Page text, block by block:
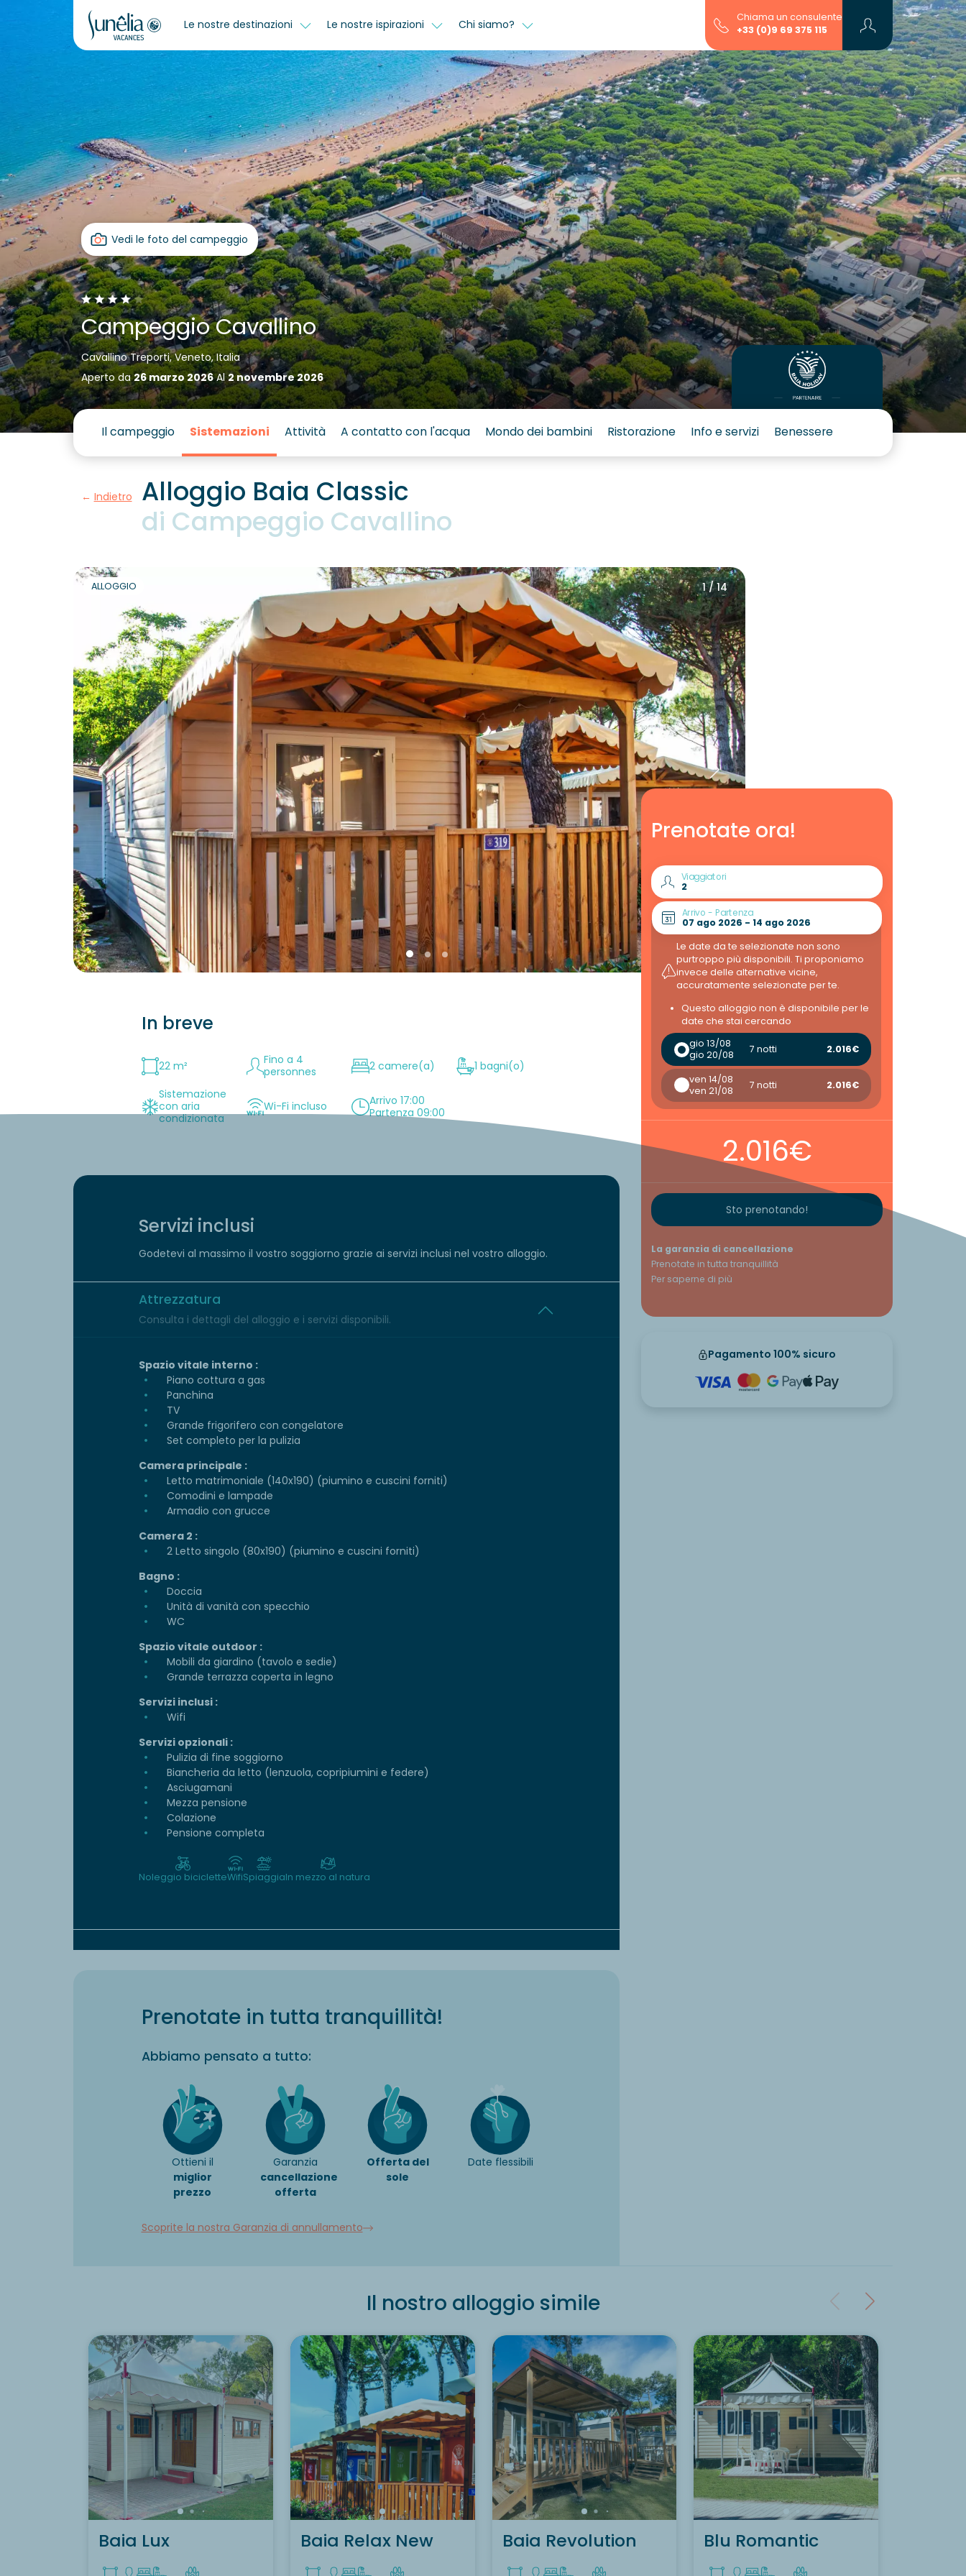
Le nostre destinazioni Le nostre ispirazioni Chi siamo?
Chiama un consulente
+33 (0)9 69 375 115
Vedi le foto del campeggio
Campeggio Cavallino
Cavallino Treporti, Veneto, Italia
Aperto da26 marzo 2026Al2 novembre 2026
Il campeggio Sistemazioni Attività A contatto con l'acqua Mondo dei bambini Ristorazione Info e servizi Benessere
Indietro
Alloggio Baia Classic
di Campeggio Cavallino
Prenotate ora!
Viaggiatori
Arrivo - Partenza
Le date da te selezionate non sono
purtroppo più disponibili. Ti proponiamo
invece delle alternative vicine,
accuratamente selezionate per te.
Questo alloggio non è disponibile per le
date che stai cercando
gio 13/08
gio 20/08
7 notti 2.016€
ven 14/08
ven 21/08
7 notti 2.016€
2.016€
Sto prenotando!
La garanzia di cancellazione
Prenotate in tutta tranquillità
Per saperne di più
Pagamento 100% sicuro
1 / 14
ALLOGGIO
In breve
22 m²
Fino a 4
personnes
2 camere(a)
1 bagni(o)
Sistemazione
con aria
condizionata
Wi-Fi incluso
Arrivo 17:00
Partenza 09:00
Servizi inclusi
Godetevi al massimo il vostro soggiorno grazie ai servizi inclusi nel vostro alloggio.
Attrezzatura
Consulta i dettagli del alloggio e i servizi disponibili.
Spazio vitale interno :
Piano cottura a gas
Panchina
TV
Grande frigorifero con congelatore
Set completo per la pulizia
Camera principale :
Letto matrimoniale (140x190) (piumino e cuscini forniti)
Comodini e lampade
Armadio con grucce
Camera 2 :
2 Letto singolo (80x190) (piumino e cuscini forniti)
Bagno :
Doccia
Unità di vanità con specchio
WC
Spazio vitale outdoor :
Mobili da giardino (tavolo e sedie)
Grande terrazza coperta in legno
Servizi inclusi :
Wifi
Servizi opzionali :
Pulizia di fine soggiorno
Biancheria da letto (lenzuola, copripiumini e federe)
Asciugamani
Mezza pensione
Colazione
Pensione completa
Noleggio bicicletteWifiSpiaggiaIn mezzo al natura
Prenotate in tutta tranquillità!
Abbiamo pensato a tutto:
Ottieni il
miglior
prezzo
Garanzia
cancellazione
offerta
Offerta del
sole
Date flessibili
Scoprite la nostra Garanzia di annullamento
Il nostro alloggio simile
Baia Lux Baia Relax New Baia Revolution Blu Romantic